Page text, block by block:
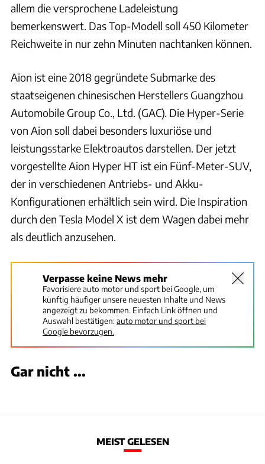
allem die versprochene Ladeleistung
bemerkenswert. Das Top-Modell soll 450 Kilometer
Reichweite in nur zehn Minuten nachtanken können.
Aion ist eine 2018 gegründete Submarke des
staatseigenen chinesischen Herstellers Guangzhou
Automobile Group Co., Ltd. (GAC). Die Hyper-Serie
von Aion soll dabei besonders luxuriöse und
leistungsstarke Elektroautos darstellen. Der jetzt
vorgestellte Aion Hyper HT ist ein Fünf-Meter-SUV,
der in verschiedenen Antriebs- und Akku-
Konfigurationen erhältlich sein wird. Die Inspiration
durch den Tesla Model X ist dem Wagen dabei mehr
als deutlich anzusehen.
Verpasse keine News mehr
Favorisiere auto motor und sport bei Google, um
künftig häufiger unsere neuesten Inhalte und News
angezeigt zu bekommen. Einfach Link öffnen und
Auswahl bestätigen:auto motor und sport bei
Google bevorzugen.
Gar nicht ...
MEIST GELESEN